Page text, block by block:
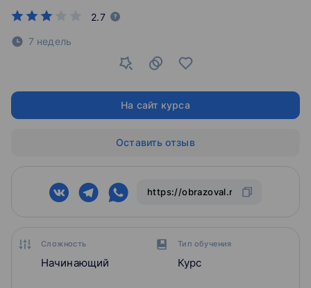
Сложность
Начинающий
Тип обучения
Курс
2.7
7 недель
На сайт курса
Оставить отзыв